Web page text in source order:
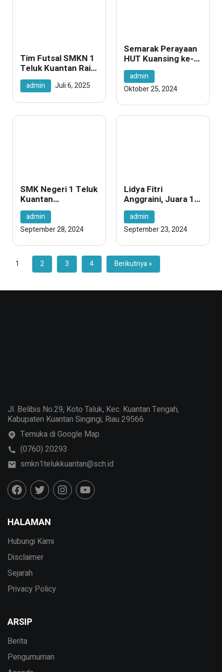
Tim Futsal SMKN 1
Teluk Kuantan Raih
Juara 3 di Ajang
BEM UNIKS CUP 1
admin Juli 6, 2025
Semarak Perayaan
HUT Kuansing ke-
25, Hari Sumpah
Pemuda, dan Hari
Pahlawan di SMK
Kuantan
admin
Oktober 25, 2024
SMK Negeri 1 Teluk
Kuantan
Berprestasi di
Bidang Tari: Juara
Pertama Fensa
SMANSA Teluk
Kuantan
admin
September 28, 2024
Lidya Fitri
Anggraini, Juara 1
Kuansing Pencak
Silat Championship
2024
admin
September 23, 2024
1 2 3 4 Berikutnya »
Jl. Belibis No.29, Koto Taluk, Kec. Kuantan Tengah,
Kabupaten Kuantan Singingi, Riau 29566
Temuka di Google Map
(0760) 20293
smkn1telukkuantan@sch.id
HALAMAN
Hubungi Kami
Disclaimer
Sejarah
Privacy Policy
ARSIP
Berita
Pengumuman